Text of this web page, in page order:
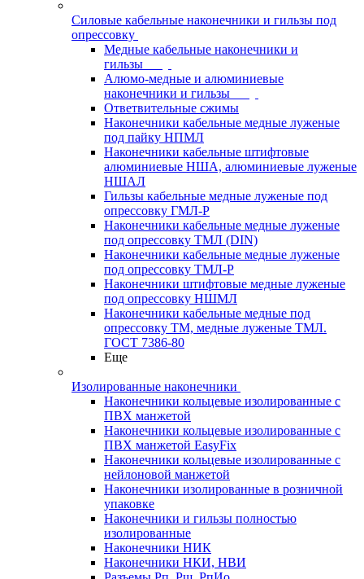
Силовые кабельные наконечники и гильзы под
опрессовку
Медные кабельные наконечники и
гильзы
Алюмо-медные и алюминиевые
наконечники и гильзы
Ответвительные сжимы
Наконечники кабельные медные луженые
под пайку НПМЛ
Наконечники кабельные штифтовые
алюминиевые НША, алюминиевые луженые
НШАЛ
Гильзы кабельные медные луженые под
опрессовку ГМЛ-Р
Наконечники кабельные медные луженые
под опрессовку ТМЛ (DIN)
Наконечники кабельные медные луженые
под опрессовку ТМЛ-Р
Наконечники штифтовые медные луженые
под опрессовку НШМЛ
Наконечники кабельные медные под
опрессовку ТМ, медные луженые ТМЛ.
ГОСТ 7386-80
Еще
Изолированные наконечники
Наконечники кольцевые изолированные с
ПВХ манжетой
Наконечники кольцевые изолированные с
ПВХ манжетой EasyFix
Наконечники кольцевые изолированные с
нейлоновой манжетой
Наконечники изолированные в розничной
упаковке
Наконечники и гильзы полностью
изолированные
Наконечники НИК
Наконечники НКИ, НВИ